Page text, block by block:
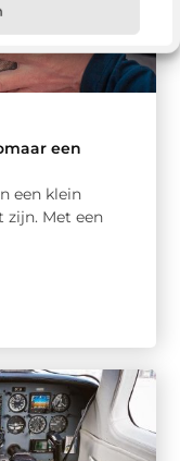
een
een klein
zijn. Met een